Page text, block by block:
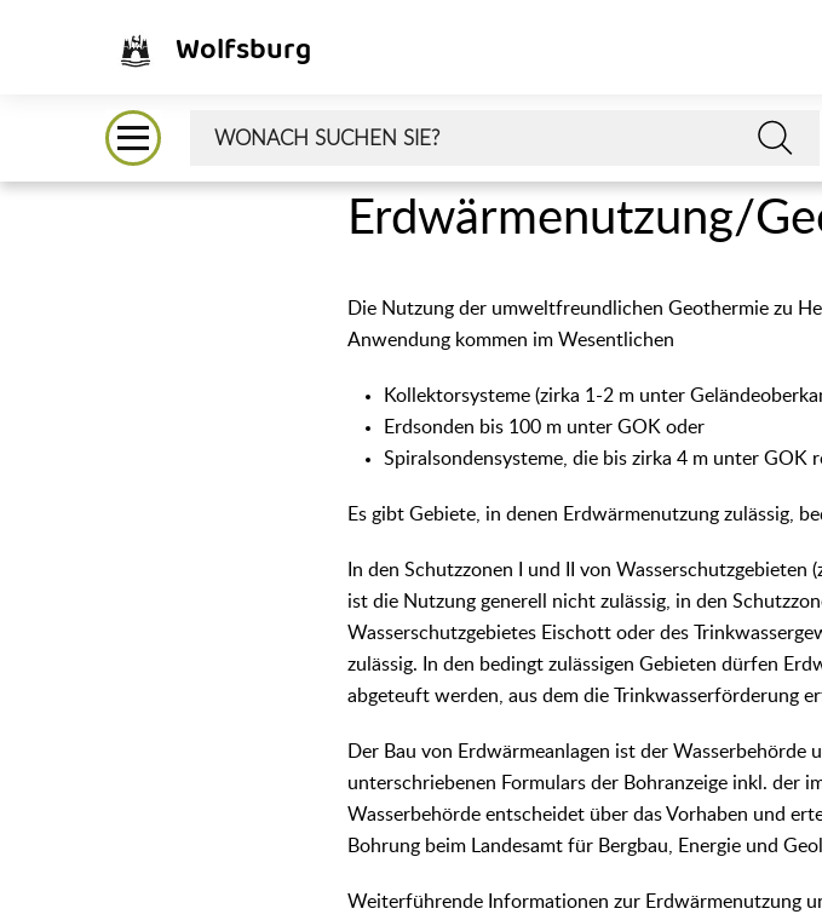
Wolfsburg
Erdwärmenutzung/
Die Nutzung der umweltfreundlichen Geothermie zu
Anwendung kommen im Wesentlichen
Kollektorsysteme (zirka 1-2 m unter
Erdsonden bis 100 m unter GOK oder
Spiralsondensysteme, die bis zirka 4 m unter GOK
Es gibt Gebiete, in denen Erdwärmenutzung zulässig,
In den Schutzzonen I und II von
ist die Nutzung generell nicht zulässig, in den
Wasserschutzgebietes Eischott oder des
zulässig. In den bedingt zulässigen Gebieten dürfen
abgeteuft werden, aus dem die Trinkwasserförderung
Der Bau von Erdwärmeanlagen ist der Wasserbehörde
unterschriebenen Formulars der Bohranzeige inkl. der
Wasserbehörde entscheidet über das Vorhaben und
Bohrung beim Landesamt für Bergbau, Energie und
Weiterführende Informationen zur Erdwärmenutzung